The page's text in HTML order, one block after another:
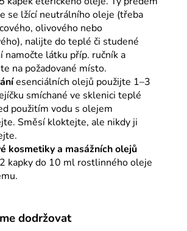
se lžící neutrálního oleje (třeba
olivového nebo
nalijte do teplé či studené
namočte látku příp. ručník a
na požadované místo.
esenciálních olejů použijte 1–3
smíchané ve sklenici teplé
použitím vodu s olejem
Směsí kloktejte, ale nikdy ji
kosmetiky a masážních olejů
kapky do 10 ml rostlinného oleje
dodržovat